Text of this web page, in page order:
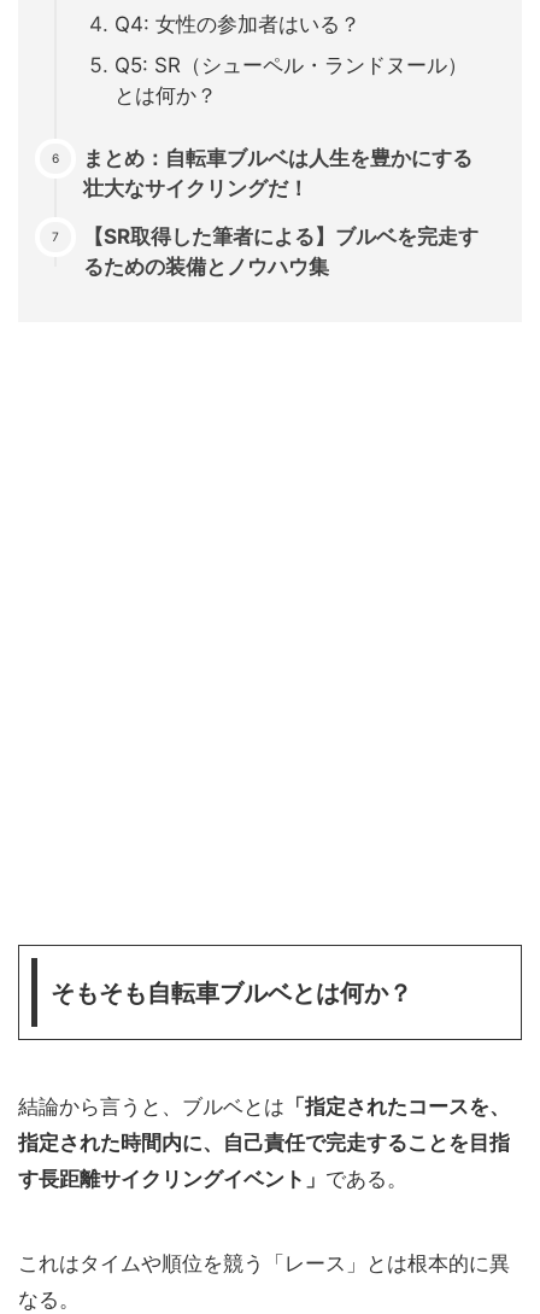
Q4: 女性の参加者はいる？
Q5: SR（シューペル・ランドヌール）
とは何か？
まとめ：自転車ブルベは人生を豊かにする
壮大なサイクリングだ！
【SR取得した筆者による】ブルベを完走す
るための装備とノウハウ集
そもそも自転車ブルベとは何か？
結論から言うと、ブルベとは 「指定されたコースを、
指定された時間内に、自己責任で完走することを目指
す長距離サイクリングイベント」 である。
これはタイムや順位を競う「レース」とは根本的に異
なる。